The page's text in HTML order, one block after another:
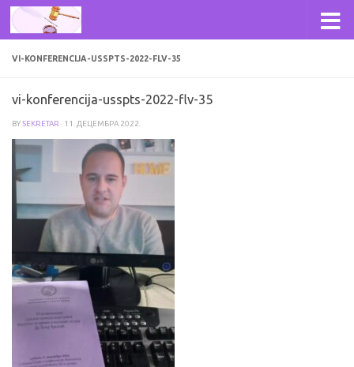
Skip to content
VI-KONFERENCIJA-USSPTS-2022-FLV-35
vi-konferencija-usspts-2022-flv-35
BYSEKRETAR · 11. ДЕЦЕМБРА 2022.